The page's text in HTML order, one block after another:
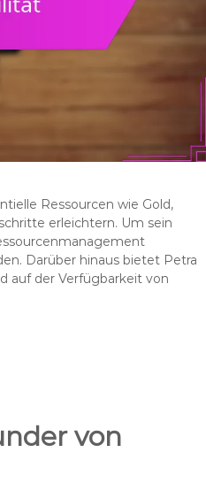
Ressourcen wie Gold,
erleichtern. Um sein
Darüber hinaus bietet Petra
auf der Verfügbarkeit von
von